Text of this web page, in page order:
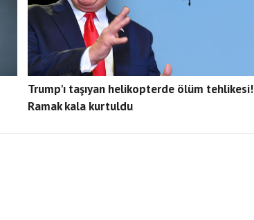
Trump'ı taşıyan helikopterde ölüm tehlikesi!
Ramak kala kurtuldu